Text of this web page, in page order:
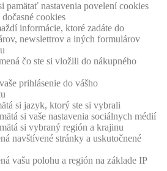
pamätať nastavenia povelení cookies
cookies
informácie, ktoré zadáte do
newslettrov a iných formulárov
čo ste si vložili do nákupného
prihlásenie do vášho
si jazyk, ktorý ste si vybrali
si vaše nastavenia sociálnych médií
si vybraný región a krajinu
navštívené stránky a uskutočnené
vašu polohu a región na základe IP